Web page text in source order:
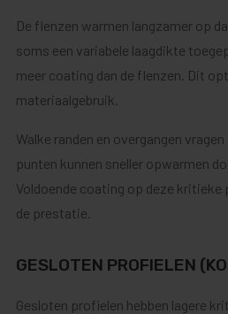
De flenzen warmen langzamer op
soms een variabele laagdikte
meer coating dan de flenzen. Dit
materiaalgebruik.
Walke randen en overgangen
punten kunnen sneller opwarmen
Voldoende coating op deze
de prestatie.
GESLOTEN PROFIELEN
Gesloten profielen hebben lagere